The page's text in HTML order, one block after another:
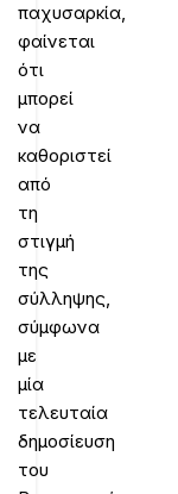
παχυσαρκία,
φαίνεται
ότι
μπορεί
να
καθοριστεί
από
τη
στιγμή
της
σύλληψης,
σύμφωνα
με
μία
τελευταία
δημοσίευση
του